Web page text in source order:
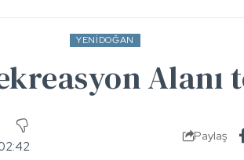
YENIDOĞAN
Alanı
Paylaş